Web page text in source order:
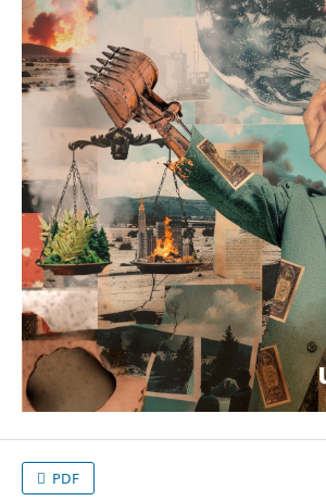
PDF